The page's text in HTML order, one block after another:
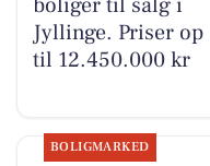
Jyllinge. Priser op
til 12.450.000 kr
BOLIGMARKED